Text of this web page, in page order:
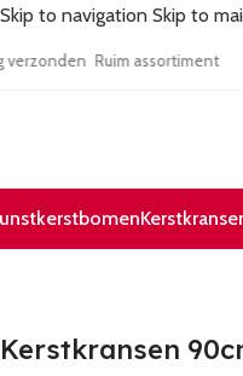
Skip to navigation Skip to
verzonden Ruim assortiment
Kerstkransen